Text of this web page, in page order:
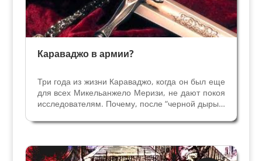
Караваджо в армии?
Три года из жизни Караваджо, когда он был еще
для всех Микельанжело Меризи, не дают покоя
исследователям. Почему, после “черной дыры в
феноменальное творчество в Риме? Предлагаю
художника...